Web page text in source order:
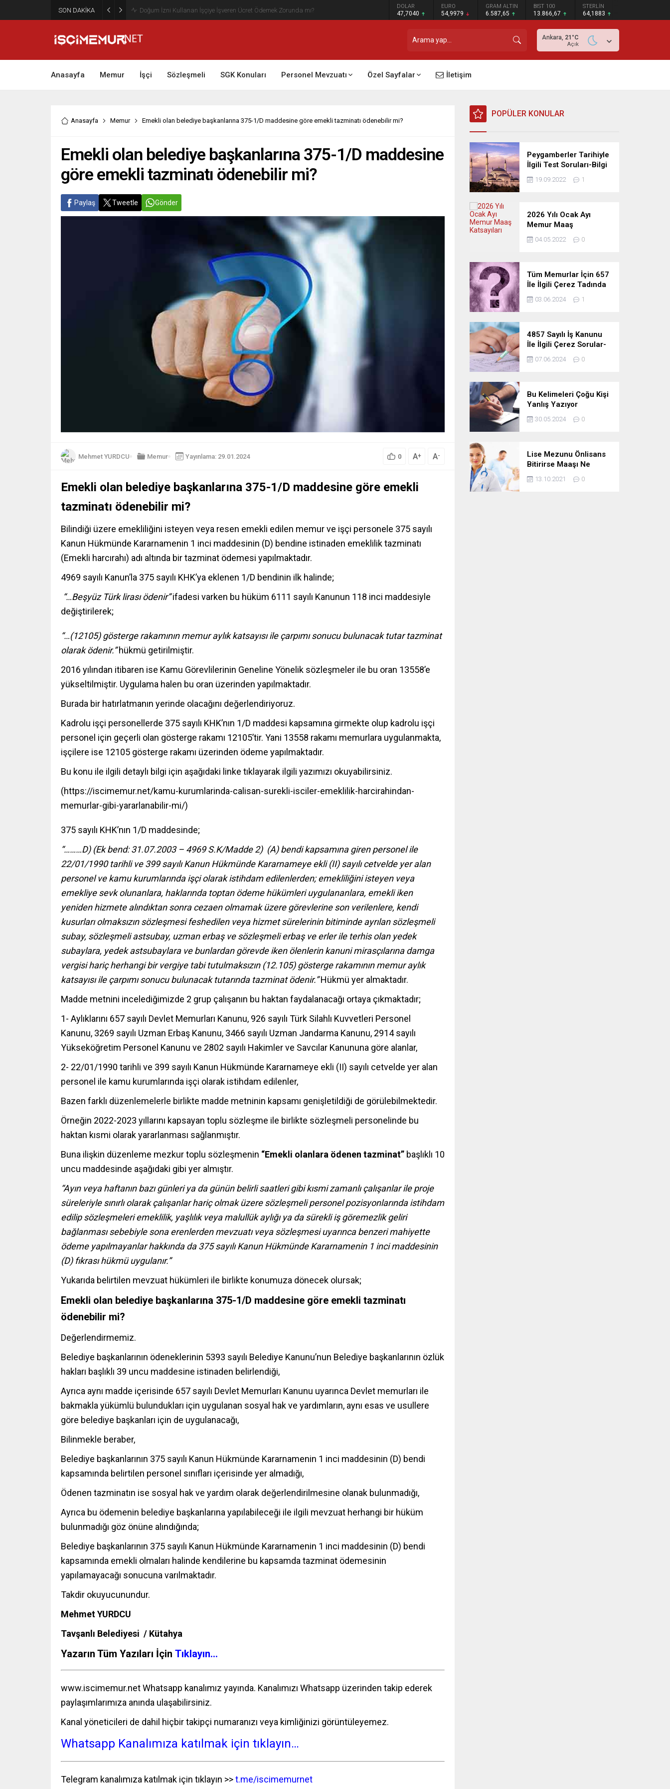
SON DAKİKA Maktu Mesai Ödemesinde Heyet Raporu Dikkate Alınır Mı? DOLAR
47,7040
EURO
54,9979
GRAM ALTIN
6.587,65
BIST 100
13.866,67
STERLİN
64,1883
Ankara, 21 °C
Açık
Anasayfa Memur İşçi Sözleşmeli SGK Konuları Personel Mevzuatı Özel Sayfalar İletişim
Anasayfa Memur Emekli olan belediye başkanlarına 375-1/D maddesine göre emekli tazminatı ödenebilir mi?
Emekli olan belediye başkanlarına 375-1/D maddesine
göre emekli tazminatı ödenebilir mi?
Paylaş Tweetle Gönder
Mehmet YURDCU Memur Yayınlama: 29.01.2024 0 A+ A-
Emekli olan belediye başkanlarına 375-1/D maddesine göre emekli
tazminatı ödenebilir mi?
Bilindiği üzere emekliliğini isteyen veya resen emekli edilen memur ve işçi personele 375 sayılı
Kanun Hükmünde Kararnamenin 1 inci maddesinin (D) bendine istinaden emeklilik tazminatı
(Emekli harcırahı) adı altında bir tazminat ödemesi yapılmaktadır.
4969 sayılı Kanun’la 375 sayılı KHK’ya eklenen 1/D bendinin ilk halinde;
“…Beşyüz Türk lirası ödenir”ifadesi varken bu hüküm 6111 sayılı Kanunun 118 inci maddesiyle
değiştirilerek;
“…(12105) gösterge rakamının memur aylık katsayısı ile çarpımı sonucu bulunacak tutar tazminat
olarak ödenir.”hükmü getirilmiştir.
2016 yılından itibaren ise Kamu Görevlilerinin Geneline Yönelik sözleşmeler ile bu oran 13558’e
yükseltilmiştir. Uygulama halen bu oran üzerinden yapılmaktadır.
Burada bir hatırlatmanın yerinde olacağını değerlendiriyoruz.
Kadrolu işçi personellerde 375 sayılı KHK’nın 1/D maddesi kapsamına girmekte olup kadrolu işçi
personel için geçerli olan gösterge rakamı 12105’tir. Yani 13558 rakamı memurlara uygulanmakta,
işçilere ise 12105 gösterge rakamı üzerinden ödeme yapılmaktadır.
Bu konu ile ilgili detaylı bilgi için aşağıdaki linke tıklayarak ilgili yazımızı okuyabilirsiniz.
(https://iscimemur.net/kamu-kurumlarinda-calisan-surekli-isciler-emeklilik-harcirahindan-
memurlar-gibi-yararlanabilir-mi/)
375 sayılı KHK’nın 1/D maddesinde;
“………D) (Ek bend: 31.07.2003 – 4969 S.K/Madde 2) (A) bendi kapsamına giren personel ile
22/01/1990 tarihli ve399sayılı Kanun Hükmünde Kararnameye ekli (II) sayılı cetvelde yer alan
personel ve kamu kurumlarında işçi olarak istihdam edilenlerden; emekliliğini isteyen veya
emekliye sevk olunanlara, haklarında toptan ödeme hükümleri uygulananlara, emekli iken
yeniden hizmete alındıktan sonra cezaen olmamak üzere görevlerineson verilenlere, kendi
kusurları olmaksızın sözleşmesi feshedilen veya hizmet sürelerinin bitiminde ayrılan sözleşmeli
subay, sözleşmeli astsubay, uzman erbaş ve sözleşmeli erbaş ve erlerile terhis olan yedek
subaylara, yedek astsubaylarave bunlardan görevde iken ölenlerin kanuni mirasçılarına damga
vergisi hariç herhangi bir vergiye tabi tutulmaksızın (12.105) gösterge rakamının memur aylık
katsayısı ile çarpımı sonucu bulunacak tutarında tazminat ödenir.”Hükmü yer almaktadır.
Madde metnini incelediğimizde 2 grup çalışanın bu haktan faydalanacağı ortaya çıkmaktadır;
1- Aylıklarını 657 sayılı Devlet Memurları Kanunu, 926 sayılı Türk Silahlı Kuvvetleri Personel
Kanunu, 3269 sayılı Uzman Erbaş Kanunu, 3466 sayılı Uzman Jandarma Kanunu, 2914 sayılı
Yükseköğretim Personel Kanunu ve 2802 sayılı Hakimler ve Savcılar Kanununa göre alanlar,
2- 22/01/1990 tarihli ve 399 sayılı Kanun Hükmünde Kararnameye ekli (II) sayılı cetvelde yer alan
personel ile kamu kurumlarında işçi olarak istihdam edilenler,
Bazen farklı düzenlemelerle birlikte madde metninin kapsamı genişletildiği de görülebilmektedir.
Örneğin 2022-2023 yıllarını kapsayan toplu sözleşme ile birlikte sözleşmeli personelinde bu
haktan kısmi olarak yararlanması sağlanmıştır.
Buna ilişkin düzenleme mezkur toplu sözleşmenin “Emekli olanlara ödenen tazminat” başlıklı 10
uncu maddesinde aşağıdaki gibi yer almıştır.
“Ayın veya haftanın bazı günleri ya da günün belirli saatleri gibi kısmi zamanlı çalışanlar ile proje
süreleriyle sınırlı olarak çalışanlar hariç olmak üzere sözleşmeli personel pozisyonlarında istihdam
edilip sözleşmeleri emeklilik, yaşlılık veya malullük aylığı ya da sürekli iş göremezlik geliri
bağlanması sebebiyle sona erenlerden mevzuatı veya sözleşmesi uyarınca benzeri mahiyette
ödeme yapılmayanlar hakkında da 375 sayılı Kanun Hükmünde Kararnamenin 1 inci maddesinin
(D) fıkrası hükmü uygulanır.”
Yukarıda belirtilen mevzuat hükümleri ile birlikte konumuza dönecek olursak;
Emekli olan belediye başkanlarına 375-1/D maddesine göre emekli tazminatı
ödenebilir mi?
Değerlendirmemiz.
Belediye başkanlarının ödeneklerinin 5393 sayılı Belediye Kanunu’nun Belediye başkanlarının özlük
hakları başlıklı 39 uncu maddesine istinaden belirlendiği,
Ayrıca aynı madde içerisinde 657 sayılı Devlet Memurları Kanunu uyarınca Devlet memurları ile
bakmakla yükümlü bulundukları için uygulanan sosyal hak ve yardımların, aynı esas ve usullere
göre belediye başkanları için de uygulanacağı,
Bilinmekle beraber,
Belediye başkanlarının 375 sayılı Kanun Hükmünde Kararnamenin 1 inci maddesinin (D) bendi
kapsamında belirtilen personel sınıfları içerisinde yer almadığı,
Ödenen tazminatın ise sosyal hak ve yardım olarak değerlendirilmesine olanak bulunmadığı,
Ayrıca bu ödemenin belediye başkanlarına yapılabileceği ile ilgili mevzuat herhangi bir hüküm
bulunmadığı göz önüne alındığında;
Belediye başkanlarının 375 sayılı Kanun Hükmünde Kararnamenin 1 inci maddesinin (D) bendi
kapsamında emekli olmaları halinde kendilerine bu kapsamda tazminat ödemesinin
yapılamayacağı sonucuna varılmaktadır.
Takdir okuyucunundur.
Mehmet YURDCU
Tavşanlı Belediyesi / Kütahya
Yazarın Tüm Yazıları İçin Tıklayın…
www.iscimemur.netWhatsapp kanalımız yayında. Kanalımızı Whatsapp üzerinden takip ederek
paylaşımlarımıza anında ulaşabilirsiniz.
Kanal yöneticileri de dahil hiçbir takipçi numaranızı veya kimliğinizi görüntüleyemez.
Whatsapp Kanalımıza katılmak için tıklayın…
Telegram kanalımıza katılmak için tıklayın >>t.me/iscimemurnet
POPÜLER KONULAR
Peygamberler Tarihiyle
İlgili Test Soruları-Bilgi
Yarışması
19.09.2022 1
2026 Yılı Ocak Ayı
Memur Maaş
Katsayıları
04.05.2022 0
Tüm Memurlar İçin 657
İle İlgili Çerez Tadında
Deneme Sınavı
03.06.2024 1
4857 Sayılı İş Kanunu
İle İlgili Çerez Sorular-
Deneme Sınavı
07.06.2024 0
Bu Kelimeleri Çoğu Kişi
Yanlış Yazıyor
30.05.2024 0
Lise Mezunu Önlisans
Bitirirse Maaşı Ne
Kadar Artar
13.10.2021 0